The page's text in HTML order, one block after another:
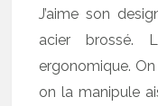
J’aime son
acier brossé.
ergonomique.
on la manipule